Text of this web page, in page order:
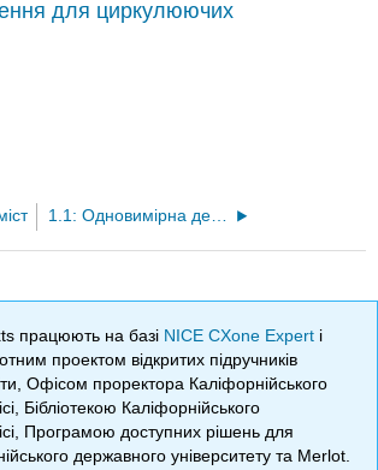
для циркулюючих
працюють на базі NICE CXone Expert і
проектом відкритих підручників
Офісом проректора Каліфорнійського
Бібліотекою Каліфорнійського
Програмою доступних рішень для
державного університету та Merlot.